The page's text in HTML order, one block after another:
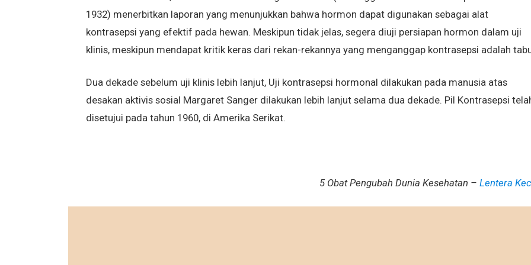
1932) menerbitkan laporan yang menunjukkan bahwa hormon dapat digunakan sebagai alat
kontrasepsi yang efektif pada hewan. Meskipun tidak jelas, segera diuji persiapan hormon dalam uji
klinis, meskipun mendapat kritik keras dari rekan-rekannya yang menganggap kontrasepsi adalah
Dua dekade sebelum uji klinis lebih lanjut, Uji kontrasepsi hormonal dilakukan pada manusia atas
desakan aktivis sosial Margaret Sanger dilakukan lebih lanjut selama dua dekade. Pil Kontrasepsi
disetujui pada tahun 1960, di Amerika Serikat.
5 Obat Pengubah Dunia Kesehatan – Lentera